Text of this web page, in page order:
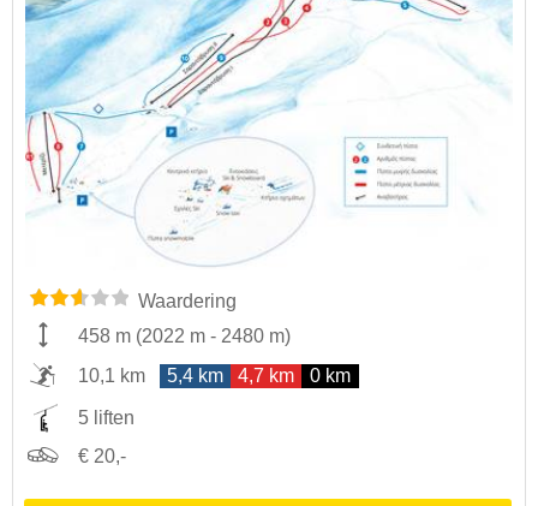
Waardering
458 m (2022 m - 2480 m)
10,1 km
5,4 km 4,7 km 0 km
5 liften
€ 20,-